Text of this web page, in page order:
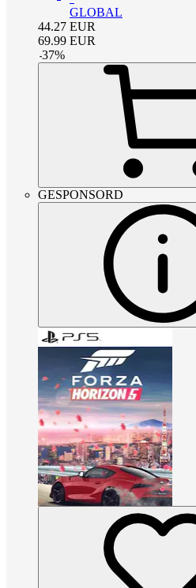
GLOBAL
44.27 EUR
69.99 EUR
-37%
GESPONSORD